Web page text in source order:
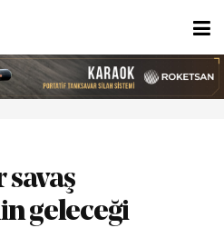
geleceği